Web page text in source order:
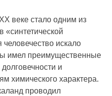
веке стало одним из
искало
имел преимущественные
и
химического характера.
проводил